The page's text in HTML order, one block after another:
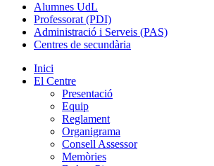
Alumnes UdL
Professorat (PDI)
Administració i Serveis (PAS)
Centres de secundària
Inici
El Centre
Presentació
Equip
Reglament
Organigrama
Consell Assessor
Memòries